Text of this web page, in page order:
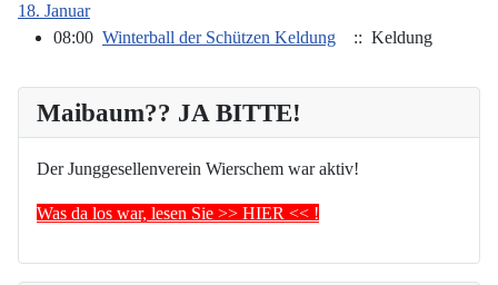
Maibaum?? JA BITTE!
Der Junggesellenverein Wierschem war aktiv!
Was da los war, lesen Sie >> HIER << !
18. Januar
08:00 Winterball der Schützen Keldung :: Keldung